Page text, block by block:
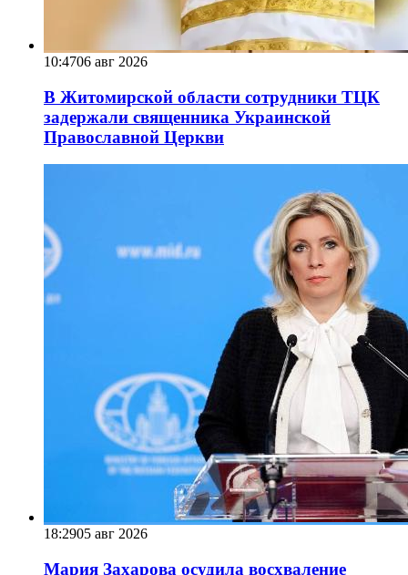
10:4706 авг 2026
В Житомирской области сотрудники ТЦК
задержали священника Украинской
Православной Церкви
18:2905 авг 2026
Мария Захарова осудила восхваление